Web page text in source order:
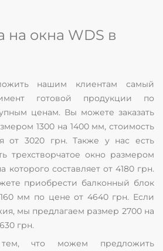
окна WDS в
нашим клиентам самый
готовой продукции по
ценам. Вы можете заказать
1300 на 1400 мм, стоимость
от 3020 грн. Также у нас есть
трехстворчатое окно размером
которого составляет от 4180 грн.
приобрести балконный блок
мм по цене от 4640 грн. Если
мы предлагаем размер 2700 на
грн.
что можем предложить